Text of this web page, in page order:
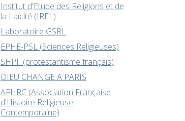
Institut d'Etude des Religions et de
la Laïcité (IREL)
Laboratoire GSRL
EPHE-PSL (Sciences Religieuses)
SHPF (protestantisme français)
DIEU CHANGE A PARIS
AFHRC (Association Française
d'Histoire Religieuse
Contemporaine)